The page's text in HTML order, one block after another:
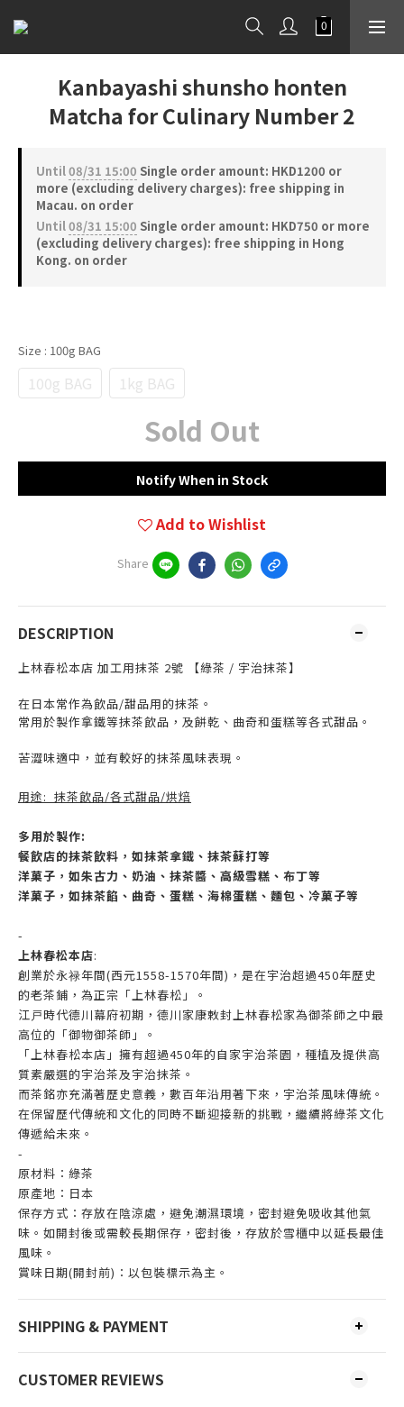
Kanbayashi shunsho honten
Matcha for Culinary Number 2
Until08/31 15:00 Single order amount: HKD1200 or
more (excluding delivery charges): free shipping in
Macau. on order
Until08/31 15:00 Single order amount: HKD750 or more
(excluding delivery charges): free shipping in Hong
Kong. on order
Size : 100g BAG
100g BAG 1kg BAG
Sold Out
Notify When in Stock
Add to Wishlist
Share
DESCRIPTION
上林春松本店 加工用抹茶 2號 【綠茶 / 宇治抹茶】
在日本常作為飲品/甜品用的抹茶。
常用於製作拿鐵等抹茶飲品，及餅乾、曲奇和蛋糕等各式甜品。
苦澀味適中，並有較好的抹茶風味表現。
用途: 抹茶飲品/各式甜品/烘焙
多用於製作:
餐飲店的抹茶飲料，如抹茶拿鐵、抹茶蘇打等
洋菓子，如朱古力、奶油、抹茶醬、高級雪糕、布丁等
洋菓子，如抹茶餡、曲奇、蛋糕、海棉蛋糕、麵包、冷菓子等
-
上林春松本店:
創業於永禄年間(西元1558-1570年間)，是在宇治超過450年歷史
的老茶鋪，為正宗「上林春松」。
江戸時代德川幕府初期，德川家康敕封上林春松家為御茶師之中最
高位的「御物御茶師」。
「上林春松本店」擁有超過450年的自家宇治茶園，種植及提供高
質素嚴選的宇治茶及宇治抹茶。
而茶銘亦充滿著歷史意義，數百年沿用著下來，宇治茶風味傳統。
在保留歷代傳統和文化的同時不斷迎接新的挑戰，繼續將綠茶文化
傳遞給未來。
-
原材料：綠茶
原產地：日本
保存方式：存放在陰涼處，避免潮濕環境，密封避免吸收其他氣
味。如開封後或需較長期保存，密封後，存放於雪櫃中以延長最佳
風味。
賞味日期(開封前)：以包裝標示為主。
SHIPPING & PAYMENT
CUSTOMER REVIEWS